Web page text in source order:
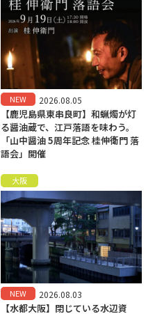
NEW 2026.08.05
【鹿児島県東串良町】和蝋燭が灯
る醤油蔵で、江戸落語を味わう。
「山中醤油 5周年記念 桂伸衛門 落
語会」開催
大阪
NEW 2026.08.03
【水都大阪】閉じている水辺資